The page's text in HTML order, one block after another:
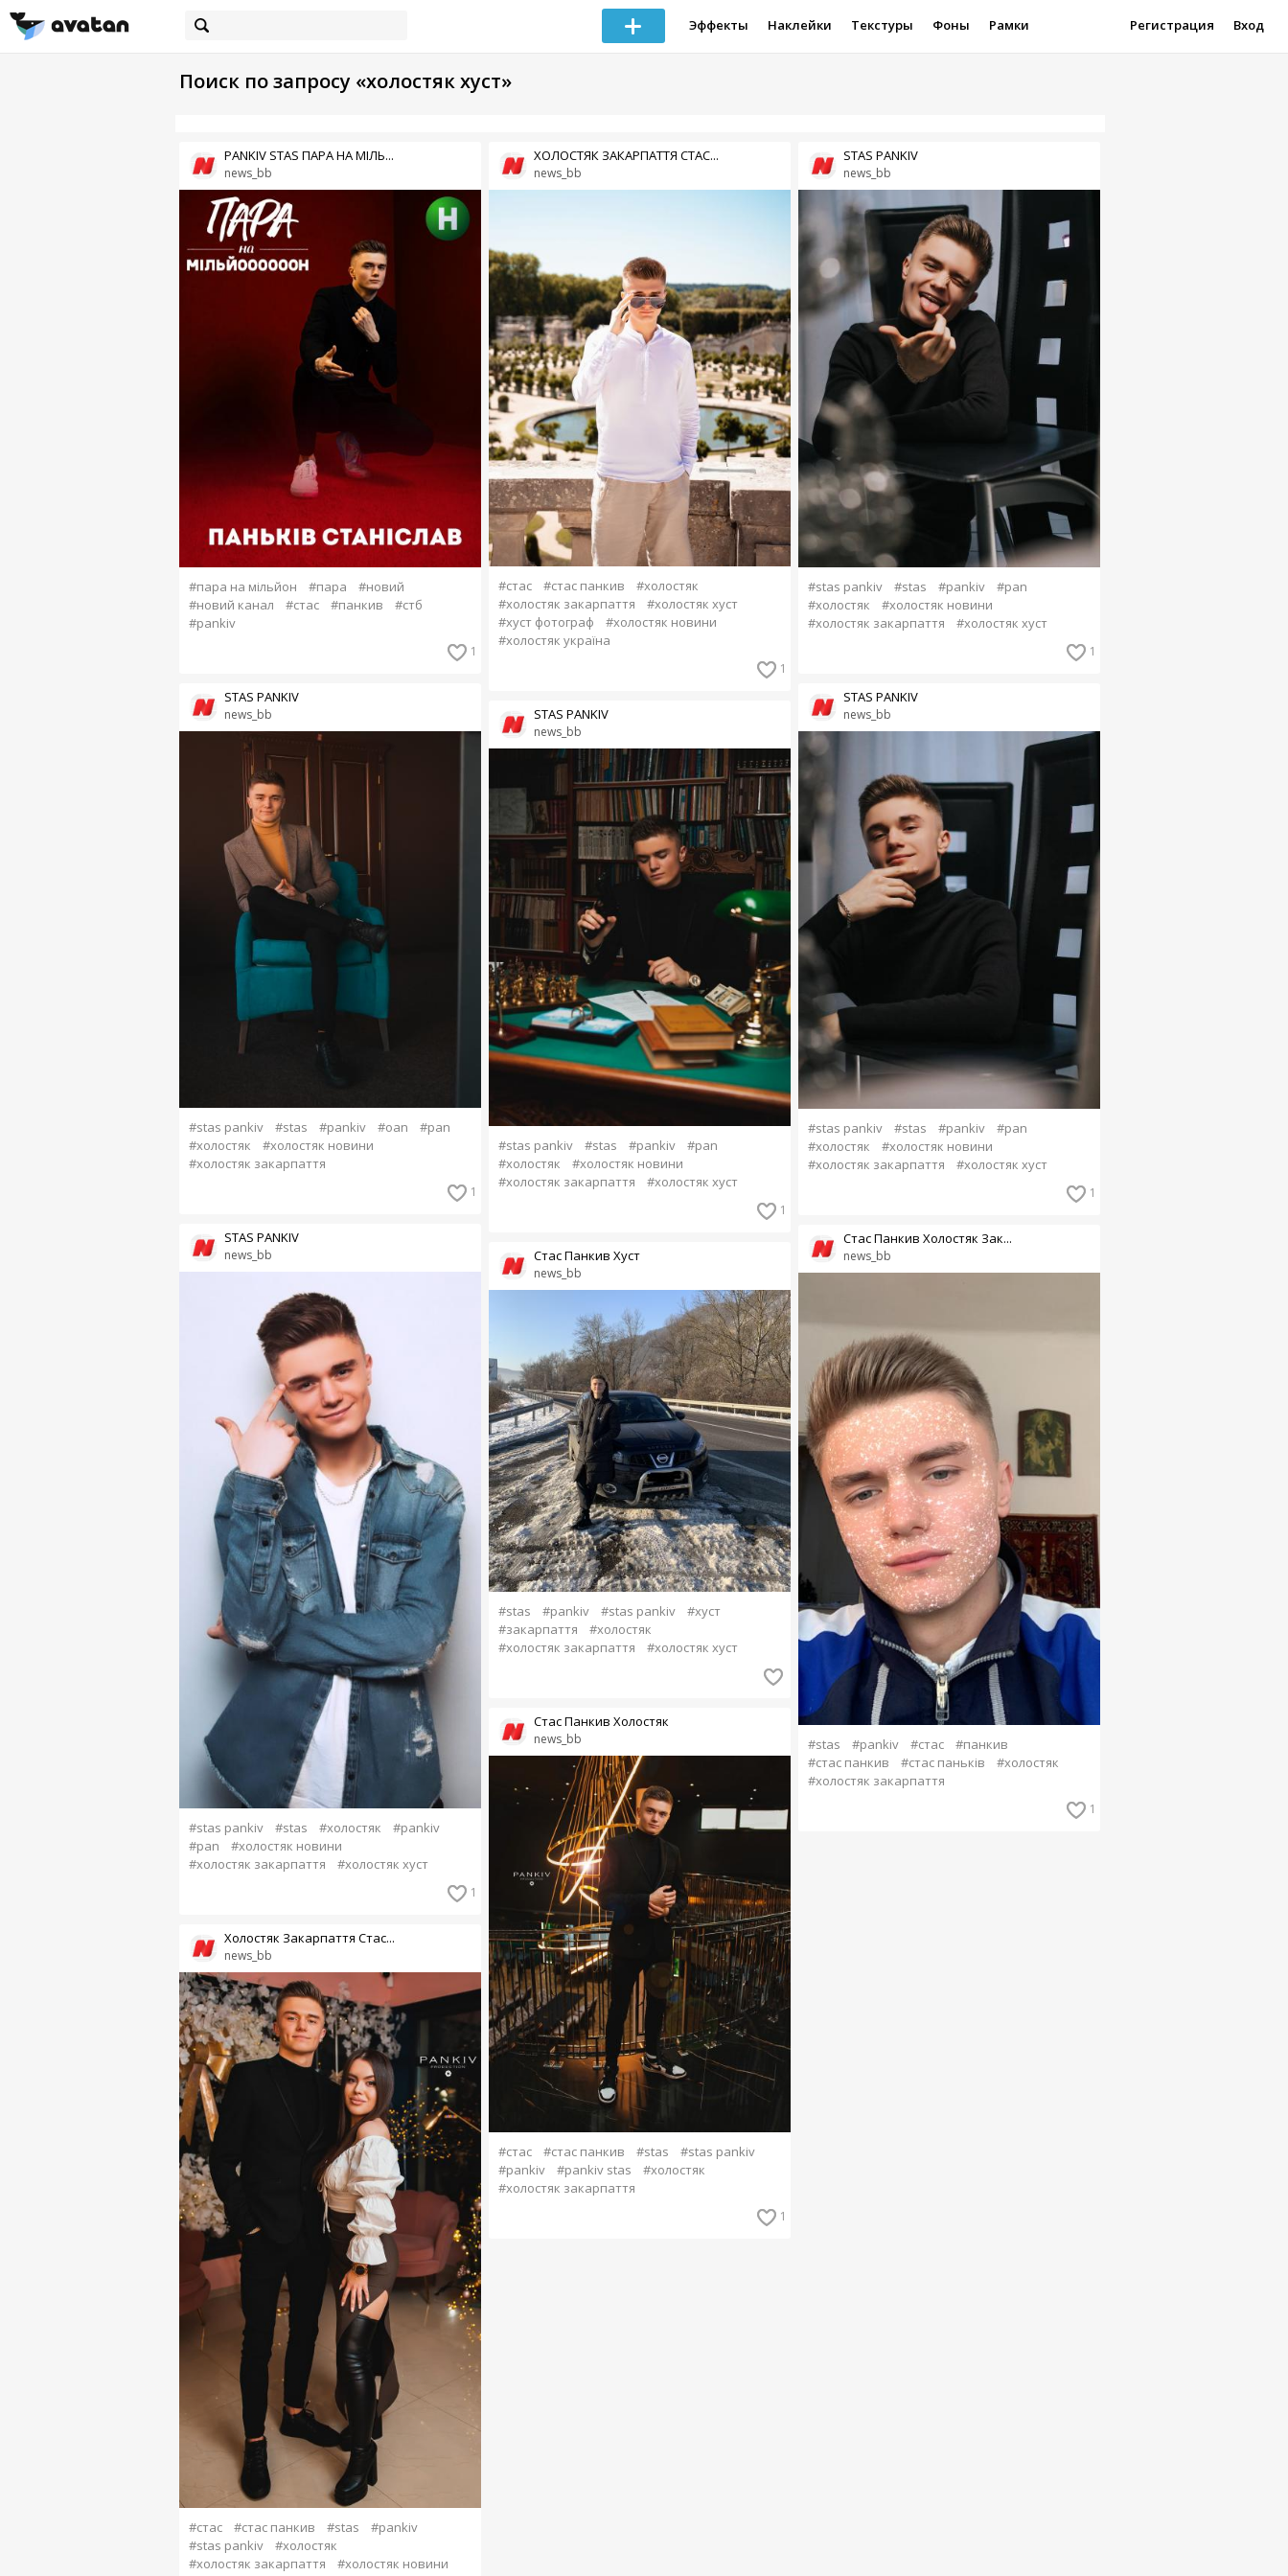
Эффекты Наклейки Текстуры Фоны Рамки Регистрация Вход
Поиск по запросу «холостяк хуст»
news_bb
PANKIV STAS ПАРА НА МІЛЬ...
#пара на мільйон #пара
#новий
#новий канал
#стас #панкив
#стб
#pankiv
1
news_bb
STAS PANKIV
#stas pankiv #stas #pankiv #oan
#pan
#холостяк
#холостяк новини
#холостяк закарпаття
1
news_bb
STAS PANKIV
#stas pankiv #stas #холостяк
#pankiv
#pan
#холостяк новини
#холостяк закарпаття
#холостяк хуст
1
news_bb
Холостяк Закарпаття Стас...
#стас #стас панкив #stas
#pankiv
#stas pankiv
#холостяк
#холостяк закарпаття
#холостяк новини
news_bb
ХОЛОСТЯК ЗАКАРПАТТЯ СТАС...
#стас #стас панкив
#холостяк
#холостяк закарпаття
#холостяк хуст
#хуст фотограф
#холостяк новини
#холостяк україна
1
news_bb
STAS PANKIV
#stas pankiv #stas #pankiv
#pan
#холостяк
#холостяк новини
#холостяк закарпаття
#холостяк хуст
1
news_bb
Стас Панкив Хуст
#stas #pankiv #stas pankiv
#хуст
#закарпаття
#холостяк
#холостяк закарпаття
#холостяк хуст
news_bb
Стас Панкив Холостяк
#стас #стас панкив #stas
#stas pankiv
#pankiv
#pankiv stas
#холостяк
#холостяк закарпаття
1
news_bb
STAS PANKIV
#stas pankiv #stas #pankiv
#pan
#холостяк
#холостяк новини
#холостяк закарпаття
#холостяк хуст
1
news_bb
STAS PANKIV
#stas pankiv #stas #pankiv
#pan
#холостяк
#холостяк новини
#холостяк закарпаття
#холостяк хуст
1
news_bb
Стас Панкив Холостяк Зак...
#stas #pankiv #стас
#панкив
#стас панкив
#стас паньків
#холостяк
#холостяк закарпаття
1